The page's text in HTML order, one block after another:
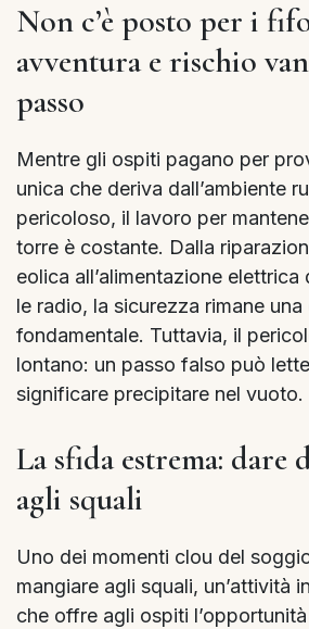
Non c’è posto per i
avventura e rischio
passo
Mentre gli ospiti pagano per
unica che deriva dall’ambiente
pericoloso, il lavoro per
torre è costante. Dalla
eolica all’alimentazione
le radio, la sicurezza rimane
fondamentale. Tuttavia, il
lontano: un passo falso può
significare precipitare nel vuoto.
La sfida estrema: dare
agli squali
Uno dei momenti clou del
mangiare agli squali, un’attività
che offre agli ospiti